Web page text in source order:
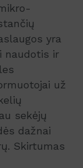
yra
naudotis ir
už
sekėjų
dažnai
Skirtumas